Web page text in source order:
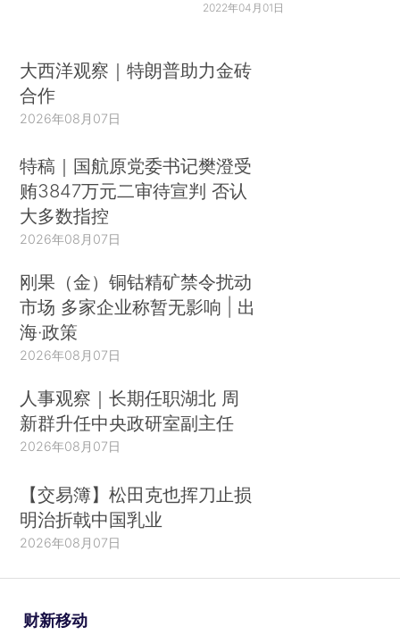
2022年04月01日
大西洋观察｜特朗普助力金砖
合作
2026年08月07日
特稿｜国航原党委书记樊澄受
贿3847万元二审待宣判 否认
大多数指控
2026年08月07日
刚果（金）铜钴精矿禁令扰动
市场 多家企业称暂无影响 | 出
海·政策
2026年08月07日
人事观察｜长期任职湖北 周
新群升任中央政研室副主任
2026年08月07日
【交易簿】松田克也挥刀止损
明治折戟中国乳业
2026年08月07日
财新移动